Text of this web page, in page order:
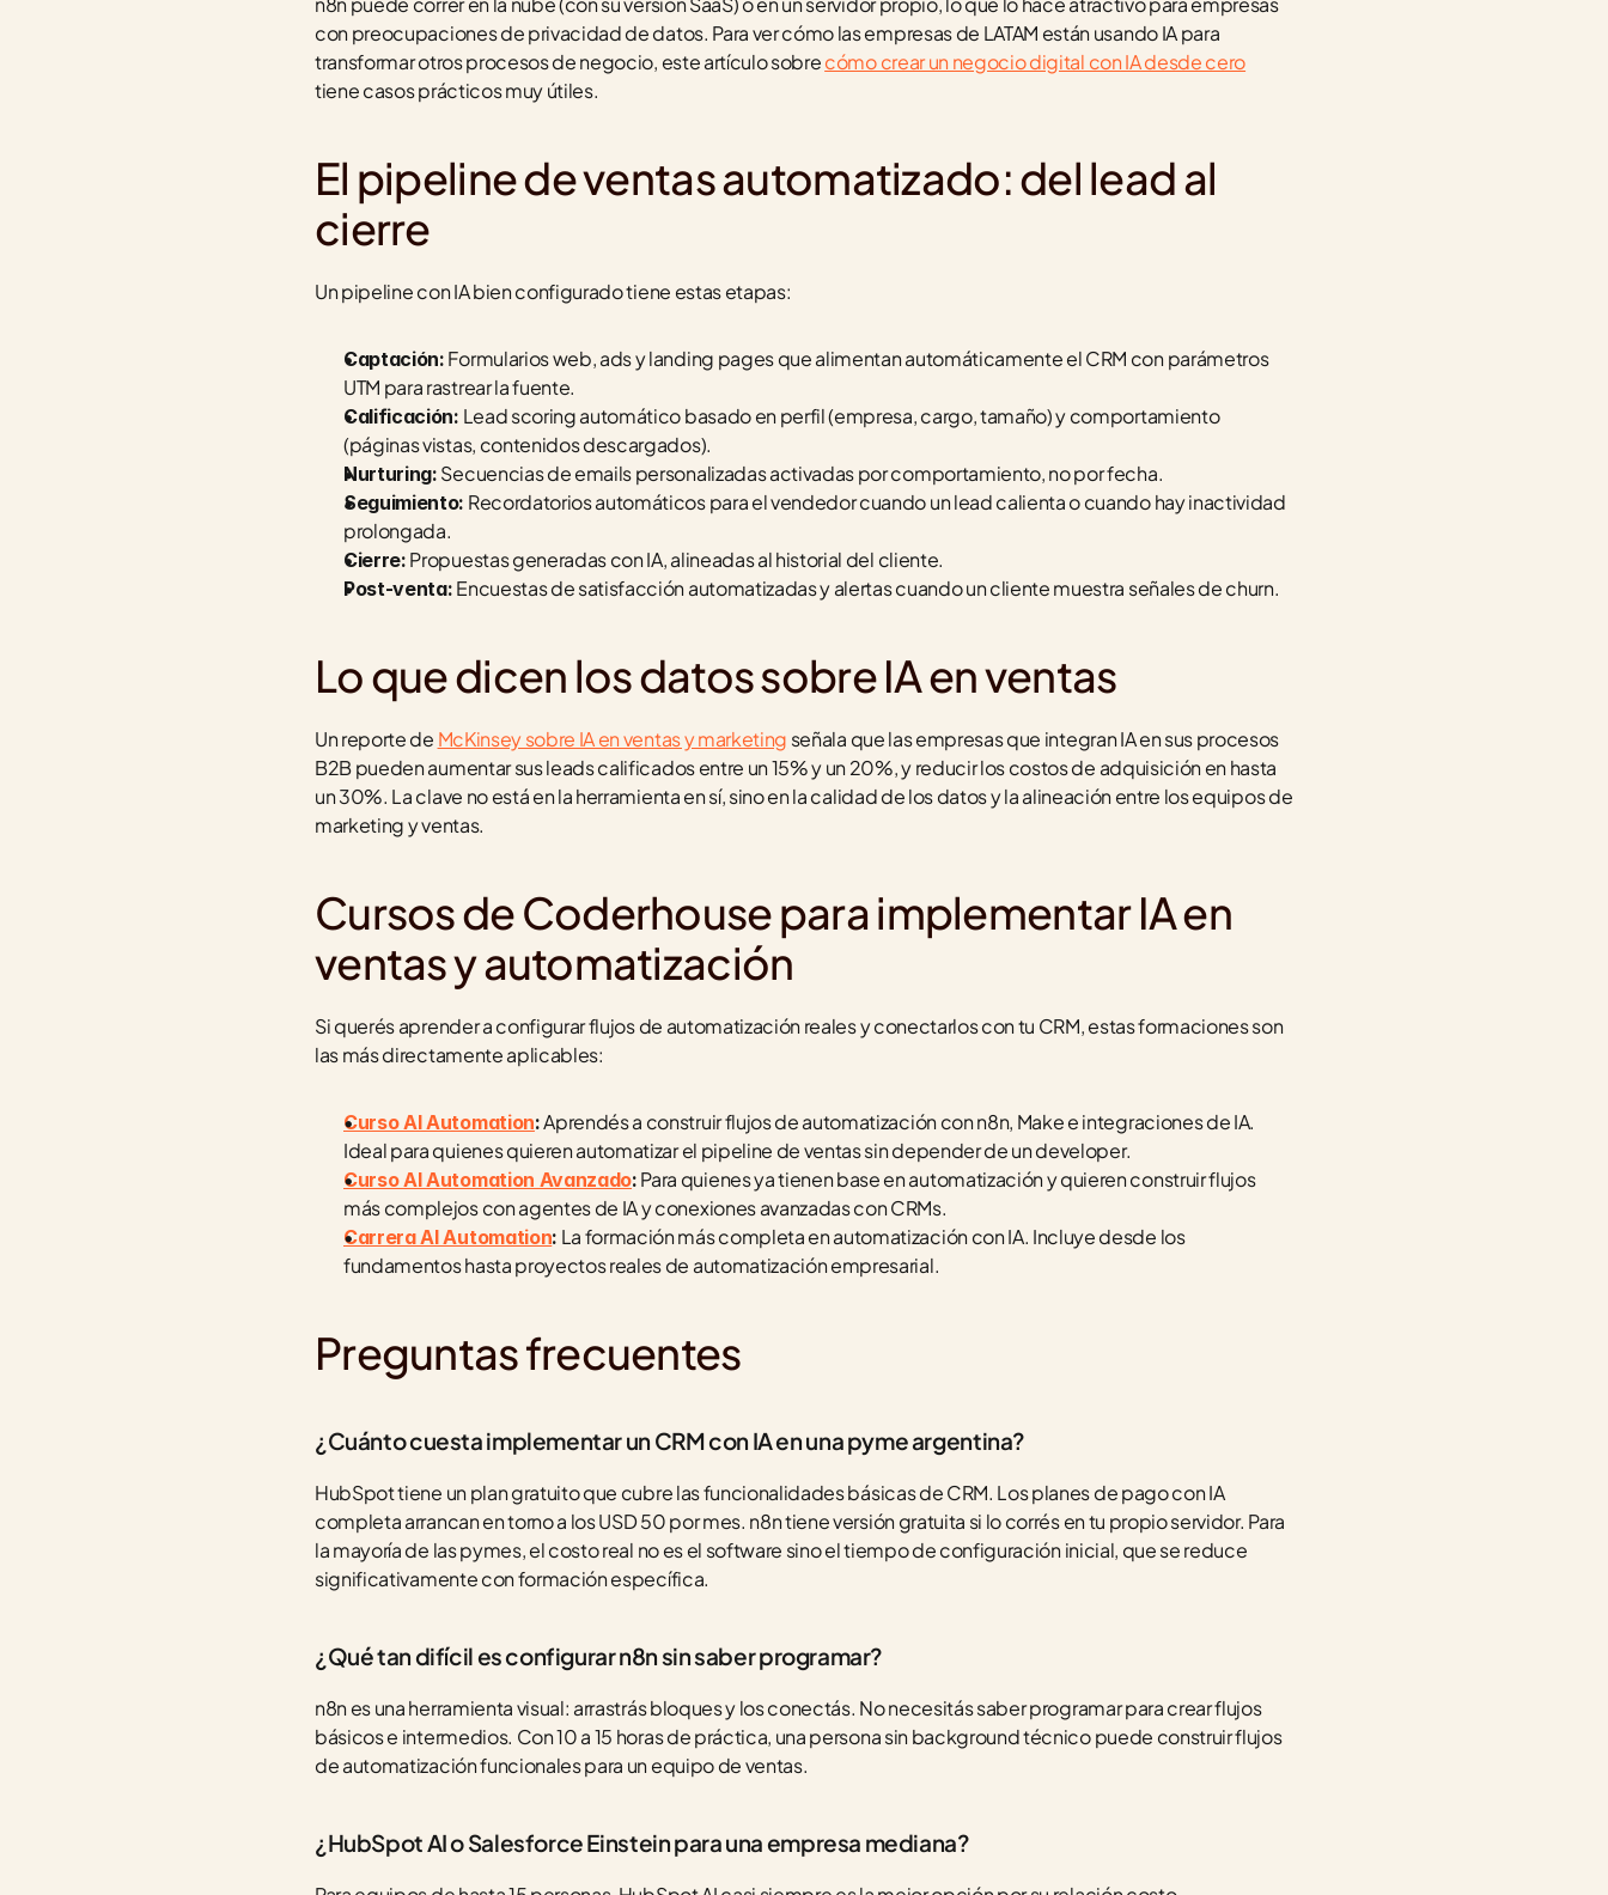
con preocupaciones de privacidad de datos. Para ver cómo las empresas de LATAM están usando IA para
transformar otros procesos de negocio, este artículo sobre cómo crear un negocio digital con IA desde cero
tiene casos prácticos muy útiles.
El pipeline de ventas automatizado: del lead al
cierre
Un pipeline con IA bien configurado tiene estas etapas:
Captación: Formularios web, ads y landing pages que alimentan automáticamente el CRM con parámetros
UTM para rastrear la fuente.
Calificación: Lead scoring automático basado en perfil (empresa, cargo, tamaño) y comportamiento
(páginas vistas, contenidos descargados).
Nurturing: Secuencias de emails personalizadas activadas por comportamiento, no por fecha.
Seguimiento: Recordatorios automáticos para el vendedor cuando un lead calienta o cuando hay inactividad
prolongada.
Cierre: Propuestas generadas con IA, alineadas al historial del cliente.
Post-venta: Encuestas de satisfacción automatizadas y alertas cuando un cliente muestra señales de churn.
Lo que dicen los datos sobre IA en ventas
Un reporte de McKinsey sobre IA en ventas y marketing señala que las empresas que integran IA en sus procesos
B2B pueden aumentar sus leads calificados entre un 15% y un 20%, y reducir los costos de adquisición en hasta
un 30%. La clave no está en la herramienta en sí, sino en la calidad de los datos y la alineación entre los equipos de
marketing y ventas.
Cursos de Coderhouse para implementar IA en
ventas y automatización
Si querés aprender a configurar flujos de automatización reales y conectarlos con tu CRM, estas formaciones son
las más directamente aplicables:
Curso AI Automation: Aprendés a construir flujos de automatización con n8n, Make e integraciones de IA.
Ideal para quienes quieren automatizar el pipeline de ventas sin depender de un developer.
Curso AI Automation Avanzado: Para quienes ya tienen base en automatización y quieren construir flujos
más complejos con agentes de IA y conexiones avanzadas con CRMs.
Carrera AI Automation: La formación más completa en automatización con IA. Incluye desde los
fundamentos hasta proyectos reales de automatización empresarial.
Preguntas frecuentes
¿Cuánto cuesta implementar un CRM con IA en una pyme argentina?
HubSpot tiene un plan gratuito que cubre las funcionalidades básicas de CRM. Los planes de pago con IA
completa arrancan en torno a los USD 50 por mes. n8n tiene versión gratuita si lo corrés en tu propio servidor. Para
la mayoría de las pymes, el costo real no es el software sino el tiempo de configuración inicial, que se reduce
significativamente con formación específica.
¿Qué tan difícil es configurar n8n sin saber programar?
n8n es una herramienta visual: arrastrás bloques y los conectás. No necesitás saber programar para crear flujos
básicos e intermedios. Con 10 a 15 horas de práctica, una persona sin background técnico puede construir flujos
de automatización funcionales para un equipo de ventas.
¿HubSpot AI o Salesforce Einstein para una empresa mediana?